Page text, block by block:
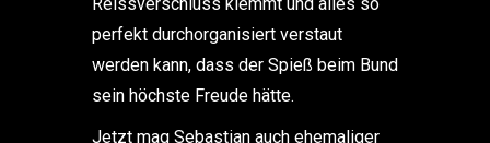
perfekt durchorganisiert verstaut
werden kann, dass der Spieß beim Bund
sein höchste Freude hätte.
Jetzt mag Sebastian auch ehemaliger